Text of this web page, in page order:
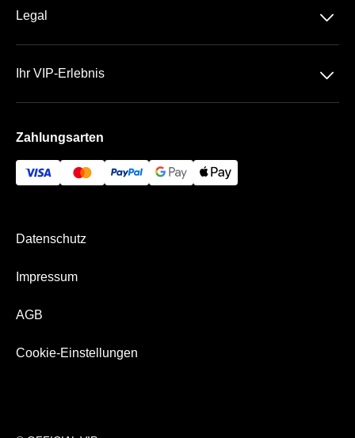
DFB-Pokal
Team
Legal 􀆈
Ihr VIP-Erlebnis 􀆈
Zahlungsarten
Datenschutz
Impressum
AGB
Cookie-Einstellungen